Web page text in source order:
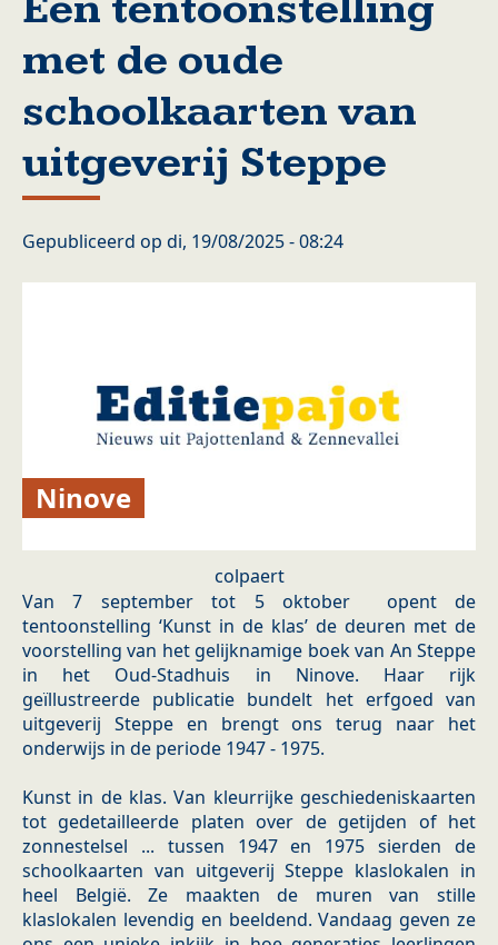
met de oude
schoolkaarten van
uitgeverij Steppe
Gepubliceerd op di, 19/08/2025 - 08:24
Ninove
colpaert
Van 7 september tot 5 oktober opent de
tentoonstelling ‘Kunst in de klas’ de deuren met de
voorstelling van het gelijknamige boek van An Steppe
in het Oud-Stadhuis in Ninove. Haar rijk
geïllustreerde publicatie bundelt het erfgoed van
uitgeverij Steppe en brengt ons terug naar het
onderwijs in de periode 1947 - 1975.
Kunst in de klas. Van kleurrijke geschiedeniskaarten
tot gedetailleerde platen over de getijden of het
zonnestelsel ... tussen 1947 en 1975 sierden de
schoolkaarten van uitgeverij Steppe klaslokalen in
heel België. Ze maakten de muren van stille
klaslokalen levendig en beeldend. Vandaag geven ze